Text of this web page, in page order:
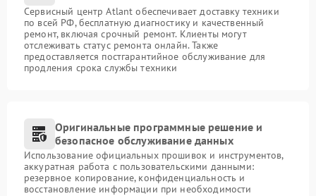
Сервисный центр Atlant обеспечивает доставку техники
по всей РФ, бесплатную диагностику и качественный
ремонт, включая срочный ремонт. Клиенты могут
отслеживать статус ремонта онлайн. Также
предоставляется постгарантийное обслуживание для
продления срока службы техники
Оригинальные программные решение и
безопасное обслуживание данных
Использование официальных прошивок и инструментов,
аккуратная работа с пользовательскими данными:
резервное копирование, конфиденциальность и
восстановление информации при необходимости